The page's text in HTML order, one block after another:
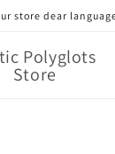
store dear
Polyglots
Store